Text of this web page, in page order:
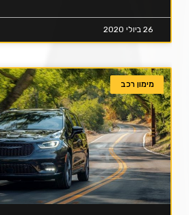
26 ביולי 2020
מימון רכב